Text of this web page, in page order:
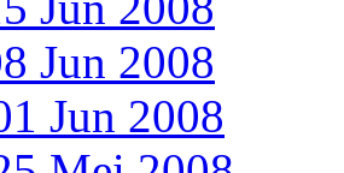
Jun 2008
Jun 2008